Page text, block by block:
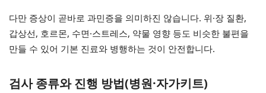
다만 증상이 곧바로 과민증을 의미하진 않습니다. 위·장 질환,
갑상선, 호르몬, 수면·스트레스, 약물 영향 등도 비슷한 불편을
만들 수 있어 기본 진료와 병행하는 것이 안전합니다.
검사 종류와 진행 방법(병원·자가키트)